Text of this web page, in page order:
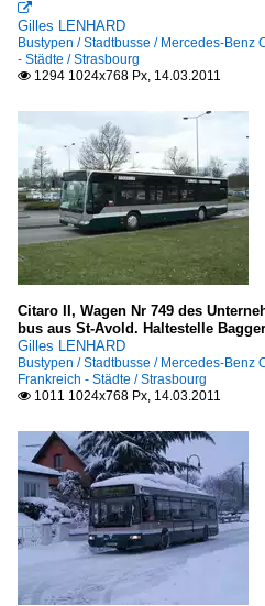

Gilles LENHARD
Bustypen / Stadtbusse / Mercedes-Benz
- Städte / Strasbourg
 1294 1024x768 Px, 14.03.2011
Citaro II, Wagen Nr 749 des
bus aus St-Avold. Haltestelle
Gilles LENHARD
Bustypen / Stadtbusse / Mercedes-Benz
Frankreich - Städte / Strasbourg
 1011 1024x768 Px, 14.03.2011